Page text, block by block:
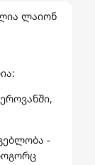
ლაიონ
-